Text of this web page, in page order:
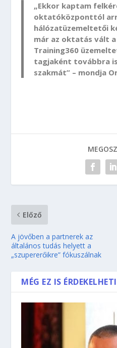
„Ekkor kaptam
oktatóközponttól
hálózatüzemeltetői
már az oktatás vált
Training360
tagjaként továbbra
szakmát” – mondja
Előző
A jövőben a partnerek az
általános tudás helyett a
„szupererőikre” fókuszálnak
MÉG EZ IS ÉRDEKELHETI